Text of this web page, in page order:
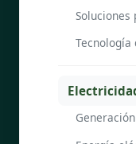
Soluciones
Tecnología